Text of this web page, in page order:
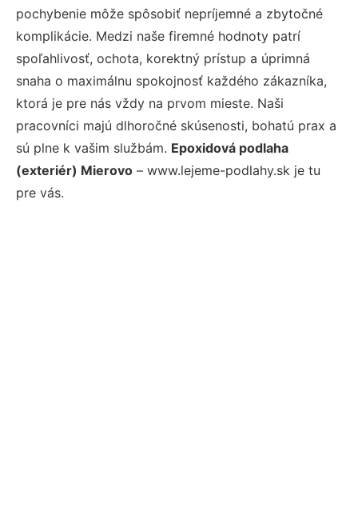
pochybenie môže spôsobiť nepríjemné a zbytočné
komplikácie. Medzi naše firemné hodnoty patrí
spoľahlivosť, ochota, korektný prístup a úprimná
snaha o maximálnu spokojnosť každého zákazníka,
ktorá je pre nás vždy na prvom mieste. Naši
pracovníci majú dlhoročné skúsenosti, bohatú prax a
sú plne k vašim službám. Epoxidová podlaha
(exteriér) Mierovo – www.lejeme-podlahy.sk je tu
pre vás.